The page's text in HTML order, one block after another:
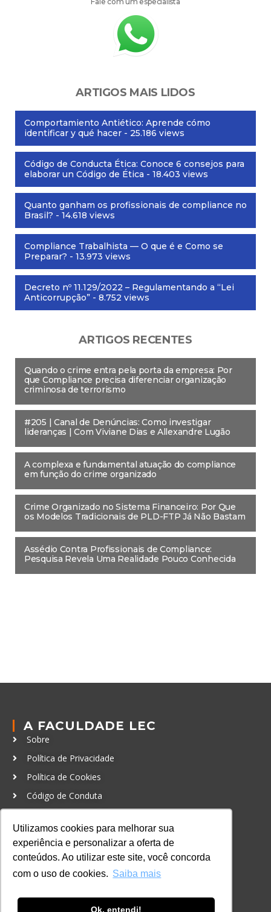
Utilizamos cookies para melhorar sua
experiência e personalizar a oferta de
conteúdos. Ao utilizar este site, você concorda
com o uso de cookies. Saiba mais
Ok, entendi!
ARTIGOS MAIS LIDOS
Comportamiento Antiético: Aprende cómo
identificar y qué hacer - 25.186 views
Código de Conducta Ética: Conoce 6 consejos para
elaborar un Código de Ética - 18.403 views
Quanto ganham os profissionais de compliance no
Brasil? - 14.618 views
Compliance Trabalhista — O que é e Como se
Preparar? - 13.973 views
Decreto nº 11.129/2022 – Regulamentando a “Lei
Anticorrupção” - 8.752 views
ARTIGOS RECENTES
Quando o crime entra pela porta da empresa: Por
que Compliance precisa diferenciar organização
criminosa de terrorismo
#205 | Canal de Denúncias: Como investigar
lideranças | Com Viviane Dias e Allexandre Lugão
A complexa e fundamental atuação do compliance
em função do crime organizado
Crime Organizado no Sistema Financeiro: Por Que
os Modelos Tradicionais de PLD-FTP Já Não Bastam
Assédio Contra Profissionais de Compliance:
Pesquisa Revela Uma Realidade Pouco Conhecida
A FACULDADE LEC
Sobre
Política de Privacidade
Política de Cookies
Código de Conduta
GRADUAÇÃO
Autenticação de documentos
CERTIFICAÇÕES